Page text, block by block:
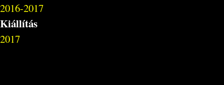
2016-2017
Kiállítás
2017